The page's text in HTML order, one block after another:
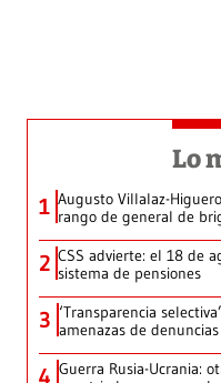
Lo
1 Augusto Villalaz-
rango de general de
2 CSS advierte: el 18 de
sistema de pensiones
3 ‘Transparencia
amenazas de
4 Guerra Rusia-Ucrania: